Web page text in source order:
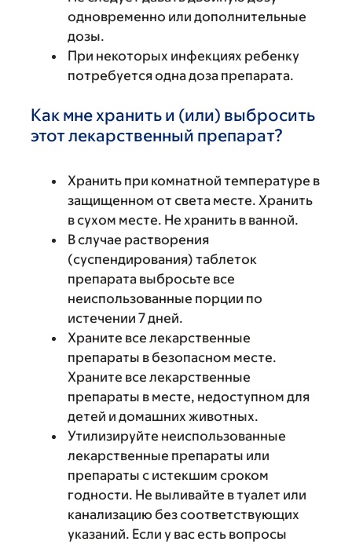
одновременно или дополнительные
дозы.
При некоторых инфекциях ребенку
потребуется одна доза препарата.
Как мне хранить и (или) выбросить
этот лекарственный препарат?
Хранить при комнатной температуре в
защищенном от света месте. Хранить
в сухом месте. Не хранить в ванной.
В случае растворения
(суспендирования) таблеток
препарата выбросьте все
неиспользованные порции по
истечении 7 дней.
Храните все лекарственные
препараты в безопасном месте.
Храните все лекарственные
препараты в месте, недоступном для
детей и домашних животных.
Утилизируйте неиспользованные
лекарственные препараты или
препараты с истекшим сроком
годности. Не выливайте в туалет или
канализацию без соответствующих
указаний. Если у вас есть вопросы